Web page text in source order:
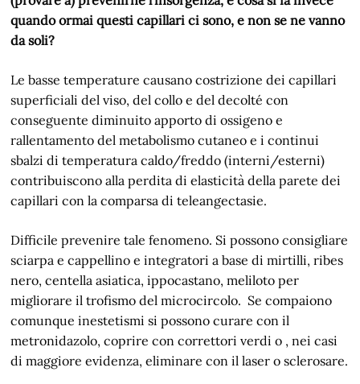
quando ormai questi capillari ci sono, e non se ne vanno
da soli?
Le basse temperature causano costrizione dei capillari
superficiali del viso, del collo e del decolté con
conseguente diminuito apporto di ossigeno e
rallentamento del metabolismo cutaneo e i continui
sbalzi di temperatura caldo/freddo (interni/esterni)
contribuiscono alla perdita di elasticità della parete dei
capillari con la comparsa di teleangectasie.
Difficile prevenire tale fenomeno. Si possono consigliare
sciarpa e cappellino e integratori a base di mirtilli, ribes
nero, centella asiatica, ippocastano, meliloto per
migliorare il trofismo del microcircolo. Se compaiono
comunque inestetismi si possono curare con il
metronidazolo, coprire con correttori verdi o , nei casi
di maggiore evidenza, eliminare con il laser o sclerosare.